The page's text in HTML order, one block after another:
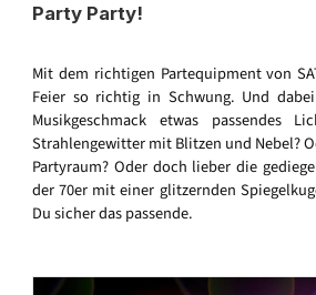
Party Party!
Mit dem richtigen Partequipment von
Feier so richtig in Schwung. Und
Musikgeschmack etwas passendes
Strahlengewitter mit Blitzen und Nebel?
Partyraum? Oder doch lieber die
der 70er mit einer glitzernden
Du sicher das passende.